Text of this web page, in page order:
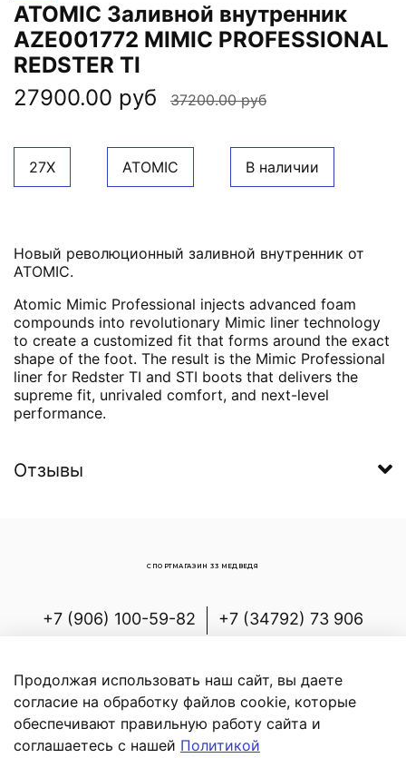
ATOMIC Заливной внутренник
AZE001772 MIMIC PROFESSIONAL
REDSTER TI
27900.00 руб
37200.00 руб
27X ATOMIC В наличии
Новый революционный заливной внутренник от
ATOMIC.
Atomic Mimic Professional injects advanced foam
compounds into revolutionary Mimic liner technology
to create a customized fit that forms around the exact
shape of the foot. The result is the Mimic Professional
liner for Redster TI and STI boots that delivers the
supreme fit, unrivaled comfort, and next-level
performance.
Отзывы
+7 (906) 100-59-82
+7 (34792) 73 906
Белорецкий р-н, с.Новоабзаково, ул.
Энергетиков, д.7
СПОРТМАГАЗИН 33 МЕДВЕДЯ
Продолжая использовать наш сайт, вы даете
согласие на обработку файлов cookie, которые
обеспечивают правильную работу сайта и
соглашаетесь с нашей Политикой